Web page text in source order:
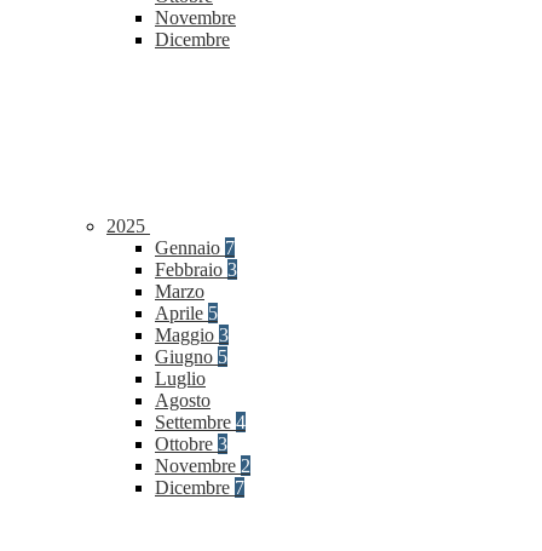
Novembre
Dicembre
2025
Gennaio 7
Febbraio 3
Marzo
Aprile 5
Maggio 3
Giugno 5
Luglio
Agosto
Settembre 4
Ottobre 3
Novembre 2
Dicembre 7